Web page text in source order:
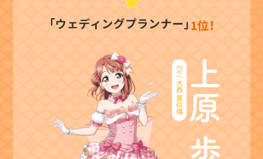
「ウェディングプランナー」 1位！